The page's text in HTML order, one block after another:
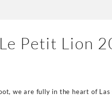
individualisierte Großflasche
Petit Lion
we are fully in the heart of Las